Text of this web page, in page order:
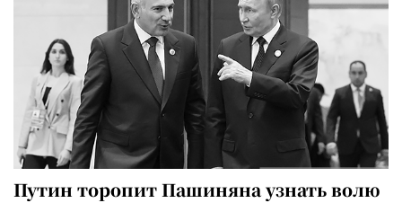
Путин торопит Пашиняна узнать волю